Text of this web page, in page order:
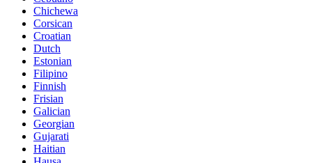
Chichewa
Corsican
Croatian
Dutch
Estonian
Filipino
Finnish
Frisian
Galician
Georgian
Gujarati
Haitian